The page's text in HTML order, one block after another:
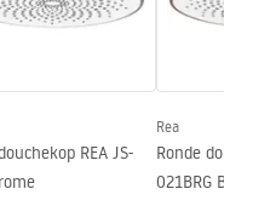
REA JS-
Rea
Ronde
021BRG